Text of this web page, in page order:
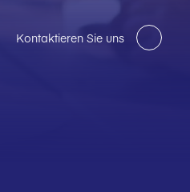
Kontaktieren Sie uns